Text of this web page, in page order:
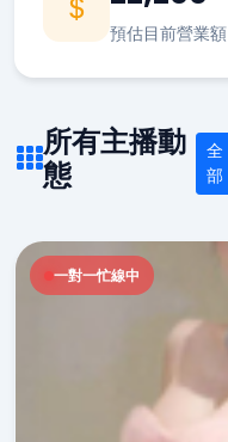
預估目前營業額
所有主播動
態
全
部
一對一忙線中